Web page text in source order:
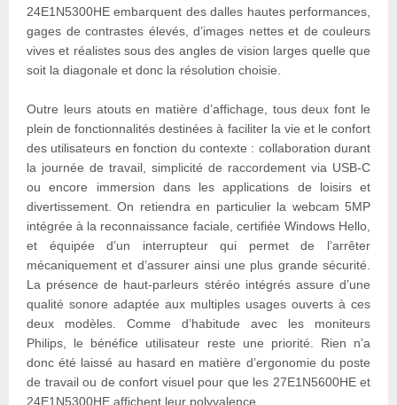
24E1N5300HE embarquent des dalles hautes performances,
gages de contrastes élevés, d’images nettes et de couleurs
vives et réalistes sous des angles de vision larges quelle que
soit la diagonale et donc la résolution choisie.
Outre leurs atouts en matière d’affichage, tous deux font le
plein de fonctionnalités destinées à faciliter la vie et le confort
des utilisateurs en fonction du contexte : collaboration durant
la journée de travail, simplicité de raccordement via USB-C
ou encore immersion dans les applications de loisirs et
divertissement. On retiendra en particulier la webcam 5MP
intégrée à la reconnaissance faciale, certifiée Windows Hello,
et équipée d’un interrupteur qui permet de l’arrêter
mécaniquement et d’assurer ainsi une plus grande sécurité.
La présence de haut-parleurs stéréo intégrés assure d’une
qualité sonore adaptée aux multiples usages ouverts à ces
deux modèles. Comme d’habitude avec les moniteurs
Philips, le bénéfice utilisateur reste une priorité. Rien n’a
donc été laissé au hasard en matière d’ergonomie du poste
de travail ou de confort visuel pour que les 27E1N5600HE et
24E1N5300HE affichent leur polyvalence.